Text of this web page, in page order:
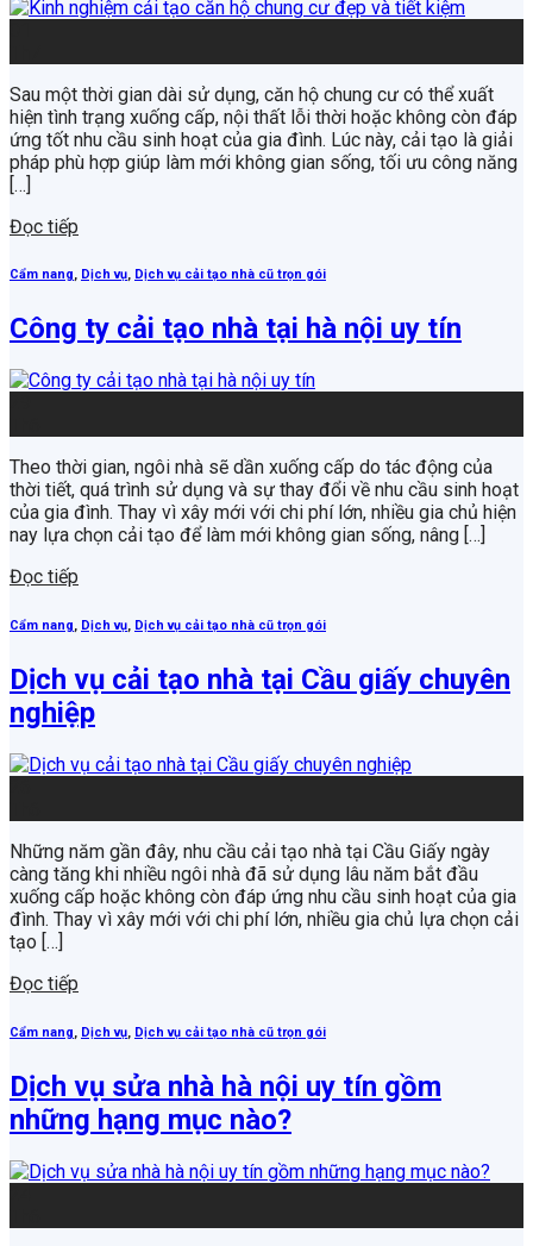
Sau một thời gian dài sử dụng, căn hộ chung cư có thể xuất
hiện tình trạng xuống cấp, nội thất lỗi thời hoặc không còn đáp
ứng tốt nhu cầu sinh hoạt của gia đình. Lúc này, cải tạo là giải
pháp phù hợp giúp làm mới không gian sống, tối ưu công năng
[…]
Đọc tiếp
Cẩm nang, Dịch vụ, Dịch vụ cải tạo nhà cũ trọn gói
Công ty cải tạo nhà tại hà nội uy tín
Theo thời gian, ngôi nhà sẽ dần xuống cấp do tác động của
thời tiết, quá trình sử dụng và sự thay đổi về nhu cầu sinh hoạt
của gia đình. Thay vì xây mới với chi phí lớn, nhiều gia chủ hiện
nay lựa chọn cải tạo để làm mới không gian sống, nâng […]
Đọc tiếp
Cẩm nang, Dịch vụ, Dịch vụ cải tạo nhà cũ trọn gói
Dịch vụ cải tạo nhà tại Cầu giấy chuyên
nghiệp
Những năm gần đây, nhu cầu cải tạo nhà tại Cầu Giấy ngày
càng tăng khi nhiều ngôi nhà đã sử dụng lâu năm bắt đầu
xuống cấp hoặc không còn đáp ứng nhu cầu sinh hoạt của gia
đình. Thay vì xây mới với chi phí lớn, nhiều gia chủ lựa chọn cải
tạo […]
Đọc tiếp
Cẩm nang, Dịch vụ, Dịch vụ cải tạo nhà cũ trọn gói
Dịch vụ sửa nhà hà nội uy tín gồm
những hạng mục nào?